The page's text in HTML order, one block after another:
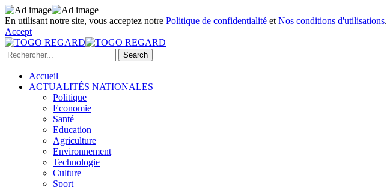
En utilisant notre site, vous acceptez notre Politique de confidentialité et Nos conditions d'utilisations.
Accept
Accueil
ACTUALITÉS NATIONALES
Politique
Economie
Santé
Education
Agriculture
Environnement
Technologie
Culture
Sport